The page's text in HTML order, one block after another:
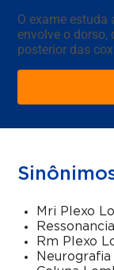
O exame estuda
envolve o
posterior das
Mri Plexo
Rm Plexo